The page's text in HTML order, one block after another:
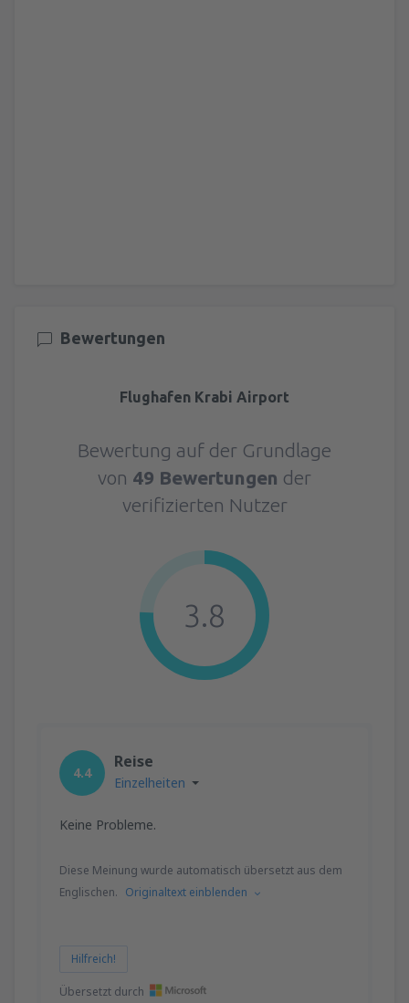
Bewertungen
Flughafen Krabi Airport
Bewertung auf der Grundlage
von 49 Bewertungen der
verifizierten Nutzer
3.8
4.4
Reise
Einzelheiten
Keine Probleme.
Diese Meinung wurde automatisch übersetzt aus dem
Englischen. Originaltext einblenden
Hilfreich!
Übersetzt durch